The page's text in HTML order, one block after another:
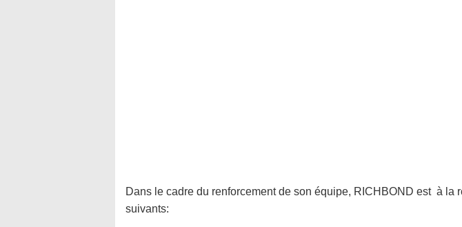
Dans le cadre du renforcement de son équipe, RICHBOND est à la
suivants: